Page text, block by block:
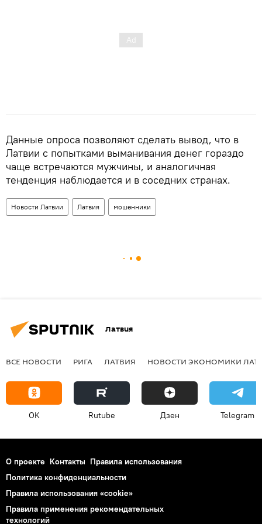
Данные опроса позволяют сделать вывод, что в
Латвии с попытками выманивания денег гораздо
чаще встречаются мужчины, и аналогичная
тенденция наблюдается и в соседних странах.
Новости Латвии Латвия мошенники
Латвия
ВСЕ НОВОСТИ РИГА ЛАТВИЯ НОВОСТИ ЭКОНОМИКИ
OK Rutube Дзен Telegram
О проекте Контакты Правила использования
Политика конфиденциальности
Правила использования «cookie»
Правила применения рекомендательных
технологий